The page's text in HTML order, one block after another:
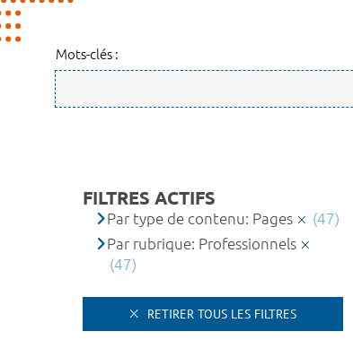
Mots-clés :
FILTRES ACTIFS
Par type de contenu: Pages
(47)
Par rubrique: Professionnels
(47)
RETIRER TOUS LES FILTRES